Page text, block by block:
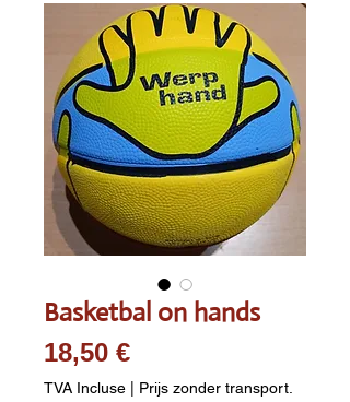
Basketbal on hands
18,50 €Prix
TVA Incluse | Prijs zonder transport.